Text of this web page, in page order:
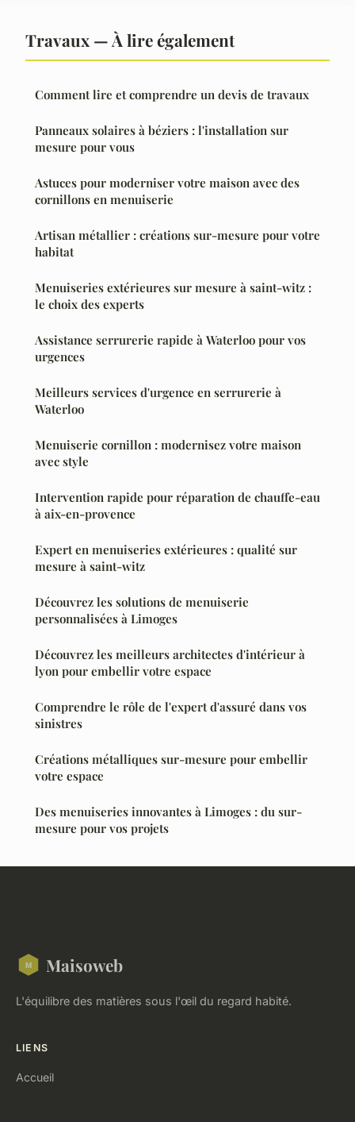
Travaux — À lire également
Comment lire et comprendre un devis de travaux
Panneaux solaires à béziers : l'installation sur
mesure pour vous
Astuces pour moderniser votre maison avec des
cornillons en menuiserie
Artisan métallier : créations sur-mesure pour votre
habitat
Menuiseries extérieures sur mesure à saint-witz :
le choix des experts
Assistance serrurerie rapide à Waterloo pour vos
urgences
Meilleurs services d'urgence en serrurerie à
Waterloo
Menuiserie cornillon : modernisez votre maison
avec style
Intervention rapide pour réparation de chauffe-eau
à aix-en-provence
Expert en menuiseries extérieures : qualité sur
mesure à saint-witz
Découvrez les solutions de menuiserie
personnalisées à Limoges
Découvrez les meilleurs architectes d'intérieur à
lyon pour embellir votre espace
Comprendre le rôle de l'expert d'assuré dans vos
sinistres
Créations métalliques sur-mesure pour embellir
votre espace
Des menuiseries innovantes à Limoges : du sur-
mesure pour vos projets
Maisoweb
L'équilibre des matières sous l'œil du regard habité.
LIENS
Accueil